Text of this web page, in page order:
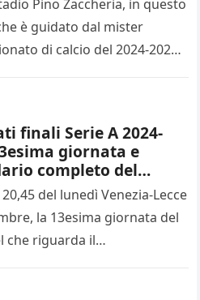
Pino Zaccheria, in questo
è guidato dal mister
di calcio del 2024-2025
finali Serie A 2024-
giornata e
completo del
turno
del lunedì Venezia-Lecce
la 13esima giornata del
che riguarda il…